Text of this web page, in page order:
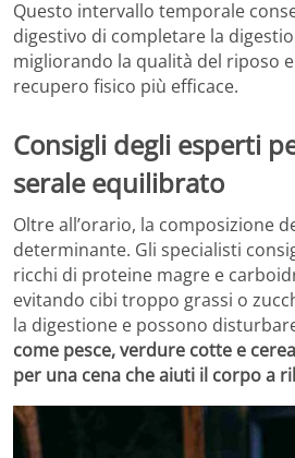
Questo intervallo temporale
digestivo di completare la
migliorando la qualità del riposo
recupero fisico più efficace.
Consigli degli esperti
serale equilibrato
Oltre all’orario, la composizione
determinante. Gli specialisti
ricchi di proteine magre e
evitando cibi troppo grassi o
la digestione e possono
come pesce, verdure cotte e
per una cena che aiuti il corpo a